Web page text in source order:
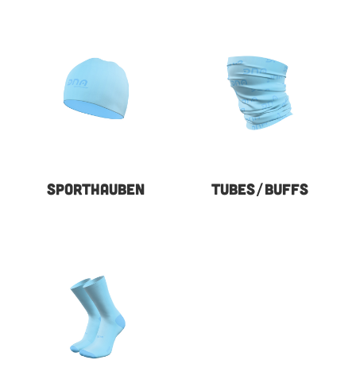
SPORTHAUBEN TUBES/BUFFS